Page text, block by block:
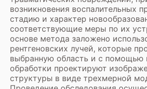
возникновения воспалительных
стадию и характер
соответствующие меры по их
основе метода заложено
рентгеновских лучей, которые
выбранную область и с помощью
обработки проектируют
структуры в виде трехмерной